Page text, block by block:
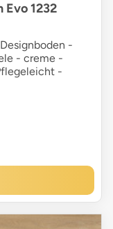
1232
-
- creme -
-